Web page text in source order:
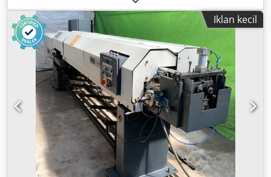
Iklan kecil